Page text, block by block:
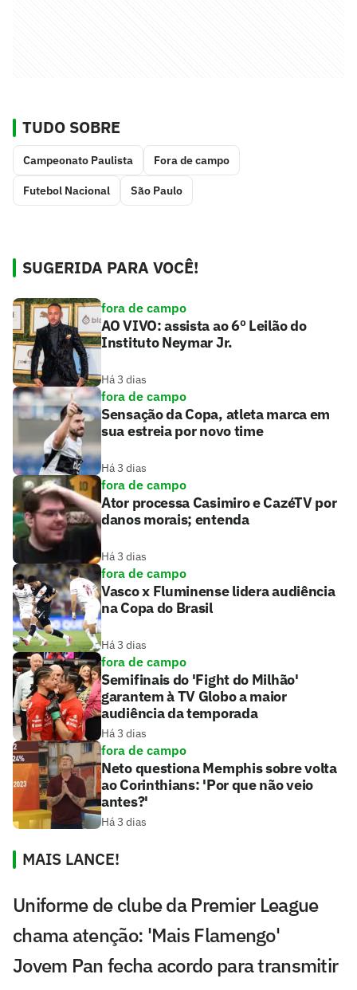
TUDO SOBRE
Campeonato Paulista Fora de campo
Futebol Nacional São Paulo
SUGERIDA PARA VOCÊ!
fora de campo
AO VIVO: assista ao 6º Leilão do
Instituto Neymar Jr.
Há 3 dias
fora de campo
Sensação da Copa, atleta marca em
sua estreia por novo time
Há 3 dias
fora de campo
Ator processa Casimiro e CazéTV por
danos morais; entenda
Há 3 dias
fora de campo
Vasco x Fluminense lidera audiência
na Copa do Brasil
Há 3 dias
fora de campo
Semifinais do 'Fight do Milhão'
garantem à TV Globo a maior
audiência da temporada
Há 3 dias
fora de campo
Neto questiona Memphis sobre volta
ao Corinthians: 'Por que não veio
antes?'
Há 3 dias
MAIS LANCE!
Uniforme de clube da Premier League
chama atenção: 'Mais Flamengo'
Jovem Pan fecha acordo para transmitir